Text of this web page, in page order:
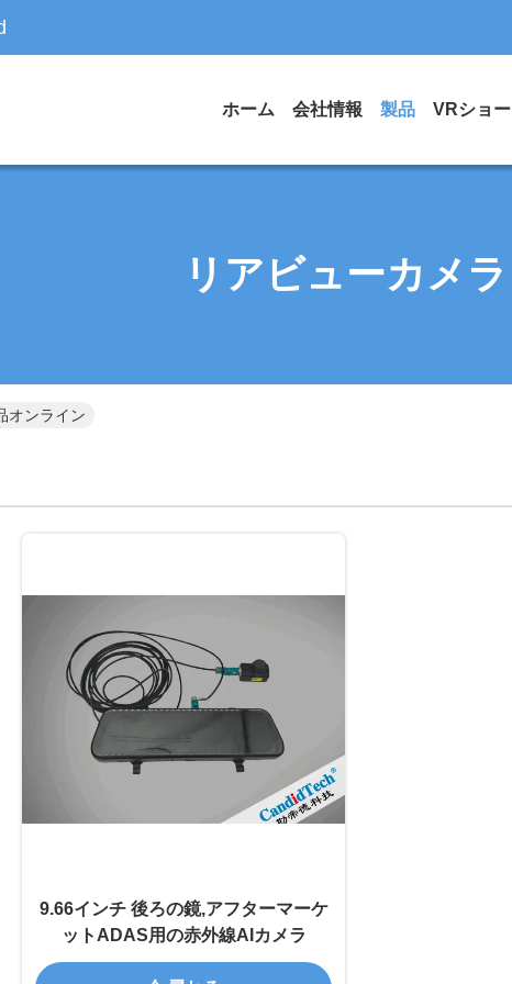
ホーム 会社情報 製品 VRショー
リアビューカメラ
オンライン
9.66インチ 後ろの鏡,アフターマーケ
ットADAS用の赤外線AIカメラ